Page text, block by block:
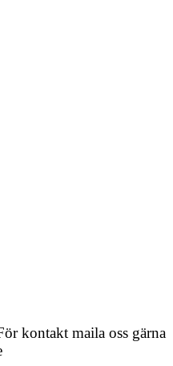
kontakt maila oss gärna